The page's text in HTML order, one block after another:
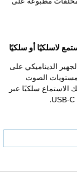
لاسلكيًا أو سلكيًا
40 مم مع ميزة الجهير الديناميكي على
الصوت
الاستماع سلكيًا عبر